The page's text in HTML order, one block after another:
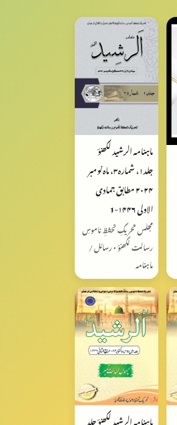
ماہنامہ الرشید لکھنؤ
جلد۱، شمارہ۳، ماہ نومبر
۲۰۲۴ مطابق جمادی
الاولی ۱۴۴۶-1
مجلس تحریکِ تحفظِ ناموسِ
رسالت لکھنؤ • رسائل /
ماہنامہ
ماہنامہ الرشید لکھنؤ جلد